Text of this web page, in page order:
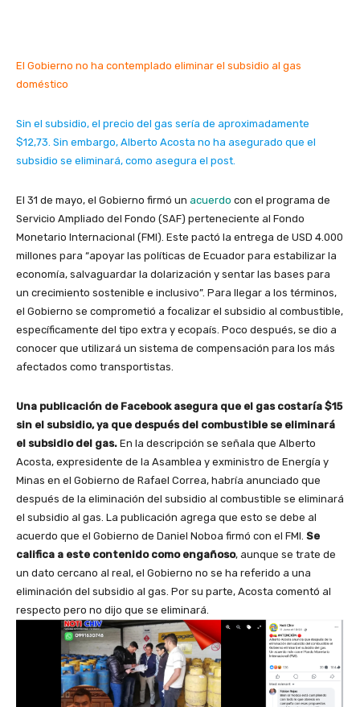
El Gobierno no ha contemplado eliminar el subsidio al gas
doméstico
Sin el subsidio, el precio del gas sería de aproximadamente
$12,73. Sin embargo, Alberto Acosta no ha asegurado que el
subsidio se eliminará, como asegura el post.
El 31 de mayo, el Gobierno firmó un acuerdo con el programa de
Servicio Ampliado del Fondo (SAF) perteneciente al Fondo
Monetario Internacional (FMI). Este pactó la entrega de USD 4.000
millones para “apoyar las políticas de Ecuador para estabilizar la
economía, salvaguardar la dolarización y sentar las bases para
un crecimiento sostenible e inclusivo”. Para llegar a los términos,
el Gobierno se comprometió a focalizar el subsidio al combustible,
específicamente del tipo extra y ecopaís. Poco después, se dio a
conocer que utilizará un sistema de compensación para los más
afectados como transportistas.
Una publicación de Facebook asegura que el gas costaría $15
sin el subsidio, ya que después del combustible se eliminará
el subsidio del gas. En la descripción se señala que Alberto
Acosta, expresidente de la Asamblea y exministro de Energía y
Minas en el Gobierno de Rafael Correa, habría anunciado que
después de la eliminación del subsidio al combustible se eliminará
el subsidio al gas. La publicación agrega que esto se debe al
acuerdo que el Gobierno de Daniel Noboa firmó con el FMI. Se
califica a este contenido como engañoso, aunque se trate de
un dato cercano al real, el Gobierno no se ha referido a una
eliminación del subsidio al gas. Por su parte, Acosta comentó al
respecto pero no dijo que se eliminará.